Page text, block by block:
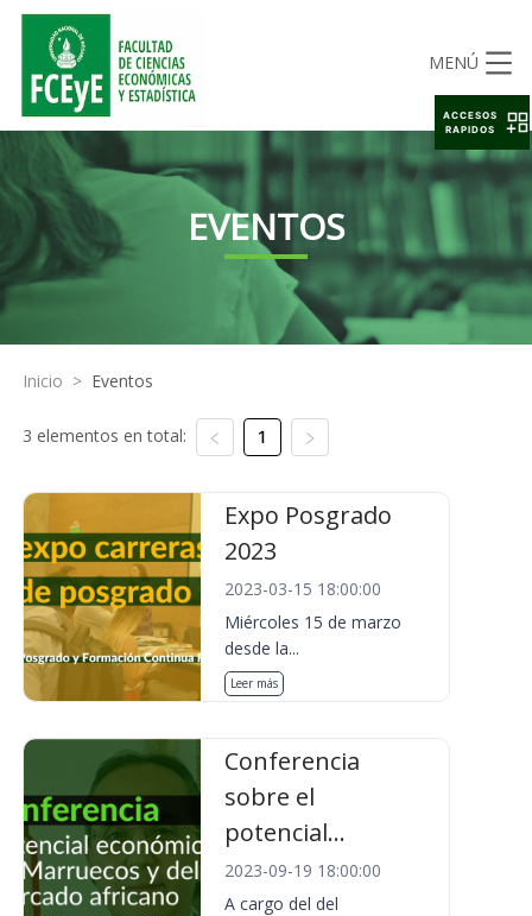
MENÚ
EVENTOS
Inicio > Eventos
3 elementos en total: 1
Expo Posgrado
2023
2023-03-15 18:00:00
Miércoles 15 de marzo
desde la...
Leer más
Conferencia
sobre el
potencial...
2023-09-19 18:00:00
A cargo del del
ACCESOS
RAPIDOS